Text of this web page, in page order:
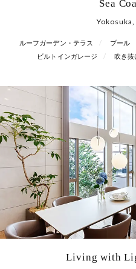
Sea
Yokosuka,
ルーフガーデン・テラス プール
ビルトインガレージ
吹き抜
Living with